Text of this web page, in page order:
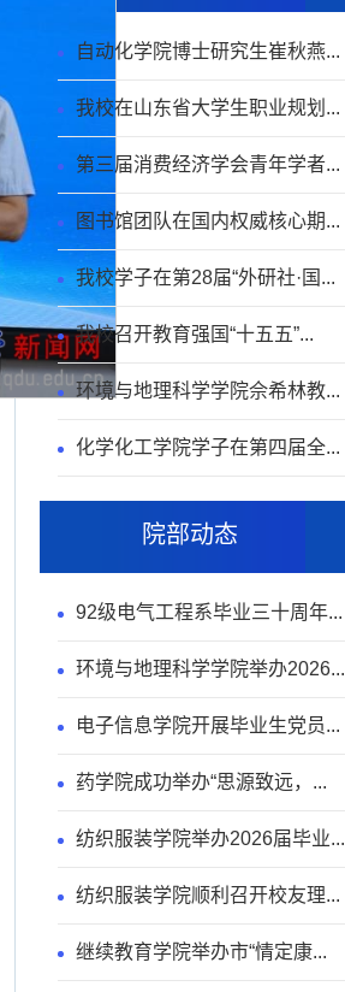
自动化学院博士研究生崔秋燕...
我校在山东省大学生职业规划...
第三届消费经济学会青年学者...
图书馆团队在国内权威核心期...
我校学子在第28届“外研社·国...
我校召开教育强国“十五五”...
环境与地理科学学院佘希林教...
化学化工学院学子在第四届全...
院部动态
92级电气工程系毕业三十周年...
环境与地理科学学院举办2026...
电子信息学院开展毕业生党员...
药学院成功举办“思源致远，...
纺织服装学院举办2026届毕业...
纺织服装学院顺利召开校友理...
继续教育学院举办市“情定康...